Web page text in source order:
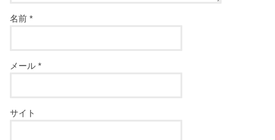
名前*
メール*
サイト